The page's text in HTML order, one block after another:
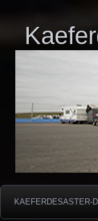
KAEFERDESASTER-